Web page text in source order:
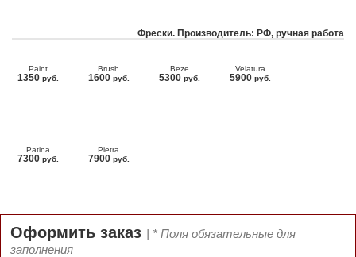
Фрески. Производитель: РФ, ручная работа
Paint
1350 руб.
Brush
1600 руб.
Beze
5300 руб.
Velatura
5900 руб.
Patina
7300 руб.
Pietra
7900 руб.
Оформить заказ | * Поля обязательные для
заполнения